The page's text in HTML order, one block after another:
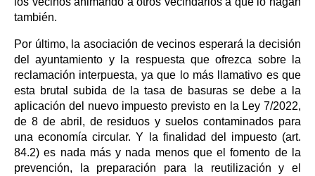
también.
Por último, la asociación de vecinos esperará la decisión
del ayuntamiento y la respuesta que ofrezca sobre la
reclamación interpuesta, ya que lo más llamativo es que
esta brutal subida de la tasa de basuras se debe a la
aplicación del nuevo impuesto previsto en la Ley 7/2022,
de 8 de abril, de residuos y suelos contaminados para
una economía circular. Y la finalidad del impuesto (art.
84.2) es nada más y nada menos que el fomento de la
prevención, la preparación para la reutilización y el